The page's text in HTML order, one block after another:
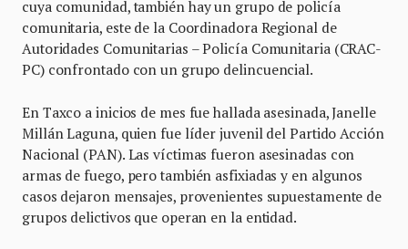
cuya comunidad, también hay un grupo de policía
comunitaria, este de la Coordinadora Regional de
Autoridades Comunitarias – Policía Comunitaria (CRAC-
PC) confrontado con un grupo delincuencial.
En Taxco a inicios de mes fue hallada asesinada, Janelle
Millán Laguna, quien fue líder juvenil del Partido Acción
Nacional (PAN). Las víctimas fueron asesinadas con
armas de fuego, pero también asfixiadas y en algunos
casos dejaron mensajes, provenientes supuestamente de
grupos delictivos que operan en la entidad.